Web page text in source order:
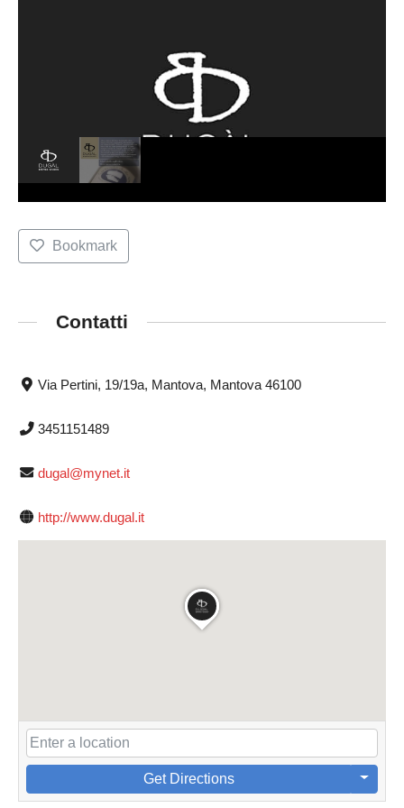
Bookmark
Contatti
Via Pertini, 19/19a, Mantova, Mantova 46100
3451151489
dugal@mynet.it
http://www.dugal.it
Get Directions